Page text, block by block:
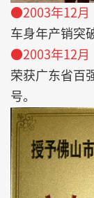
●2003年12月
车身年产销突
●2003年12
荣获广东省百
号。